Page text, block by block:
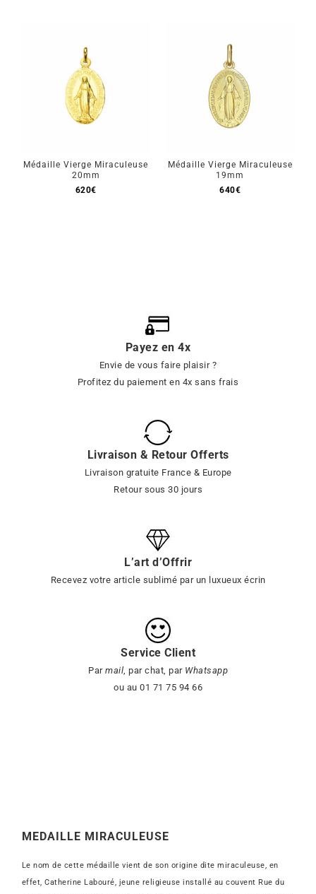
Médaille Vierge Miraculeuse
20mm
620€
Médaille Vierge Miraculeuse
19mm
640€
Payez en 4x
Envie de vous faire plaisir ?
Profitez du paiement en 4x sans frais
Livraison & Retour Offerts
Livraison gratuite France & Europe
Retour sous 30 jours
L’art d’Offrir
Recevez votre article sublimé par un luxueux écrin
Service Client
Par mail, par chat, parWhatsapp
ou au 01 71 75 94 66
MEDAILLE MIRACULEUSE
Le nom de cette médaille vient de son origine dite miraculeuse, en
effet, Catherine Labouré, jeune religieuse installé au couvent Rue du